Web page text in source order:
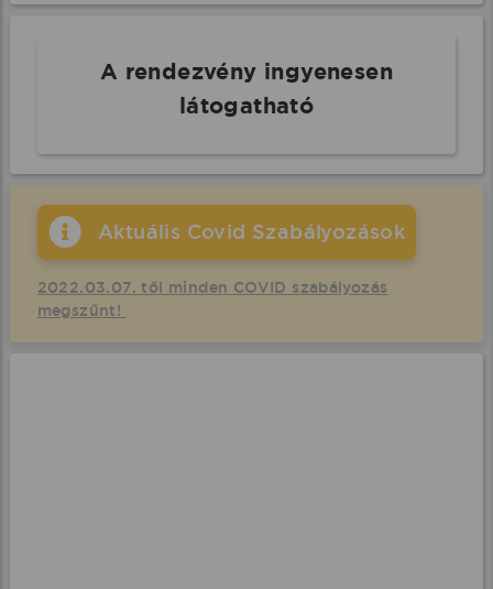
A rendezvény ingyenesen
látogatható
Aktuális Covid Szabályozások
2022.03.07. től minden COVID szabályozás
megszűnt!